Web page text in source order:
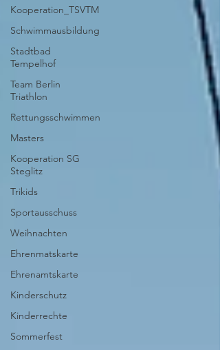
Kooperation_TSVTM
Schwimmausbildung
Stadtbad
Tempelhof
Team Berlin
Triathlon
Rettungsschwimmen
Masters
Kooperation SG
Steglitz
Trikids
Sportausschuss
Weihnachten
Ehrenmatskarte
Ehrenamtskarte
Kinderschutz
Kinderrechte
Sommerfest